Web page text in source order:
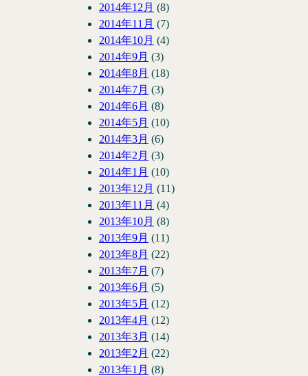
2014年12月 (8)
2014年11月 (7)
2014年10月 (4)
2014年9月 (3)
2014年8月 (18)
2014年7月 (3)
2014年6月 (8)
2014年5月 (10)
2014年3月 (6)
2014年2月 (3)
2014年1月 (10)
2013年12月 (11)
2013年11月 (4)
2013年10月 (8)
2013年9月 (11)
2013年8月 (22)
2013年7月 (7)
2013年6月 (5)
2013年5月 (12)
2013年4月 (12)
2013年3月 (14)
2013年2月 (22)
2013年1月 (8)